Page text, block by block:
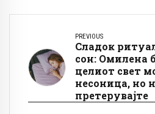
PREVIOUS
Сладок
сон: Омилена
целиот свет
несоница, но
претерувајте